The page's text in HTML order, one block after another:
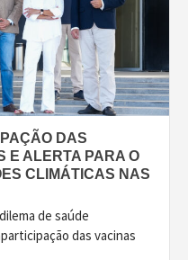
DAS
E ALERTA PARA O
CLIMÁTICAS NAS
de saúde
das vacinas